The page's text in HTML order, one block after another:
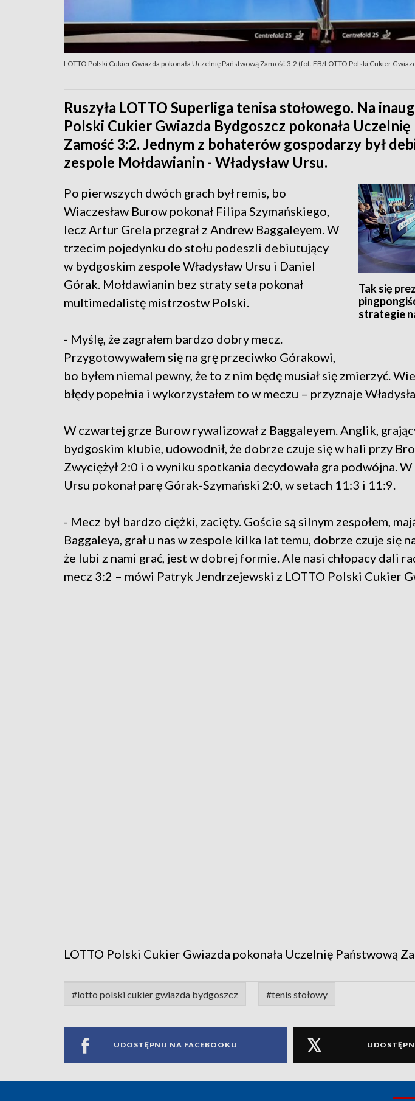
LOTTO Polski Cukier Gwiazda pokonała Uczelnię Państwową Zamość 3:2 (fot. FB/LOTTO Polski Cukier
Ruszyła LOTTO Superliga tenisa stołowego. Na
Polski Cukier Gwiazda Bydgoszcz pokonała
Zamość 3:2. Jednym z bohaterów gospodarzy był
zespole Mołdawianin - Władysław Ursu.
Tak się
strategie
Po pierwszych dwóch grach był remis, bo
Wiaczesław Burow pokonał Filipa Szymańskiego,
lecz Artur Grela przegrał z Andrew Baggaleyem. W
trzecim pojedynku do stołu podeszli debiutujący
w bydgoskim zespole Władysław Ursu i Daniel
Górak. Mołdawianin bez straty seta pokonał
multimedalistę mistrzostw Polski.
- Myślę, że zagrałem bardzo dobry mecz.
Przygotowywałem się na grę przeciwko Górakowi,
bo byłem niemal pewny, że to z nim będę musiał się zmierzyć.
błędy popełnia i wykorzystałem to w meczu – przyznaje
W czwartej grze Burow rywalizował z Baggaleyem. Anglik,
bydgoskim klubie, udowodnił, że dobrze czuje się w hali przy
Zwyciężył 2:0 i o wyniku spotkania decydowała gra podwójna.
Ursu pokonał parę Górak-Szymański 2:0, w setach 11:3 i 11:9.
- Mecz był bardzo ciężki, zacięty. Goście są silnym zespołem,
Baggaleya, grał u nas w zespole kilka lat temu, dobrze czuje się
że lubi z nami grać, jest w dobrej formie. Ale nasi chłopacy dali
mecz 3:2 – mówi Patryk Jendrzejewski z LOTTO Polski Cukier
LOTTO Polski Cukier Gwiazda pokonała Uczelnię Państwową
#lotto polski cukier gwiazda bydgoszcz #tenis stołowy
UDOSTĘPNIJ NA FACEBOOKU